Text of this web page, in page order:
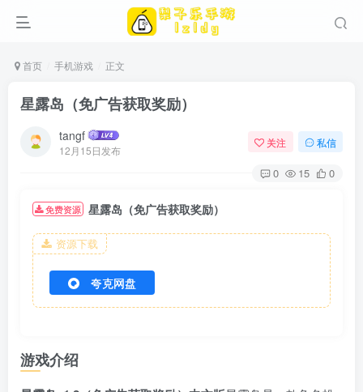
首页 手机游戏 正文
星露岛（免广告获取奖励）
tangf
12月15日发布
关注 私信
0 15 0
免费资源 星露岛（免广告获取奖励）
资源下载
夸克网盘
游戏介绍